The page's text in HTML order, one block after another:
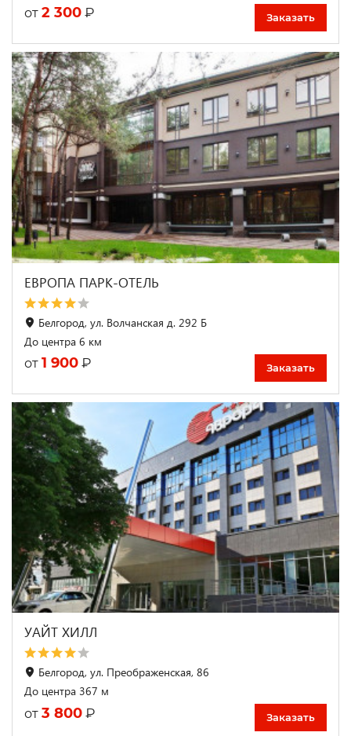
от 2 300 ₽ Заказать
ЕВРОПА ПАРК-ОТЕЛЬ
Белгород, ул. Волчанская д. 292 Б
До центра 6 км
от 1 900 ₽ Заказать
УАЙТ ХИЛЛ
Белгород, ул. Преображенская, 86
До центра 367 м
от 3 800 ₽ Заказать